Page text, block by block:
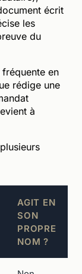
écrit
les
du
en
rédige une
à
AGIT EN
SON
PROPRE
NOM ?